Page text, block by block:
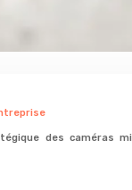
des caméras